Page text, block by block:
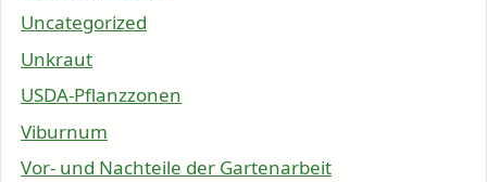
Uncategorized
Unkraut
USDA-Pflanzzonen
Viburnum
Vor- und Nachteile der Gartenarbeit